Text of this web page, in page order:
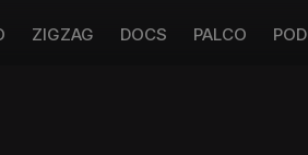
ZIGZAG DOCS PALCO